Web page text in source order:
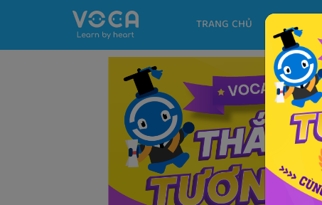
KHÓA HỌC
TRANG CHỦ